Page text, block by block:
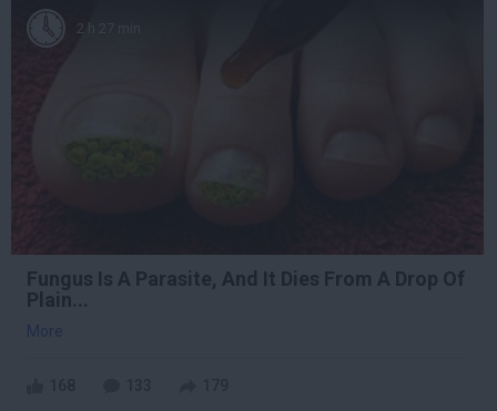
2 h 27 min
Fungus Is A Parasite, And It Dies From A Drop Of
Plain...
More